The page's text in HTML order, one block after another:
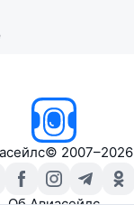
© 2007–2026